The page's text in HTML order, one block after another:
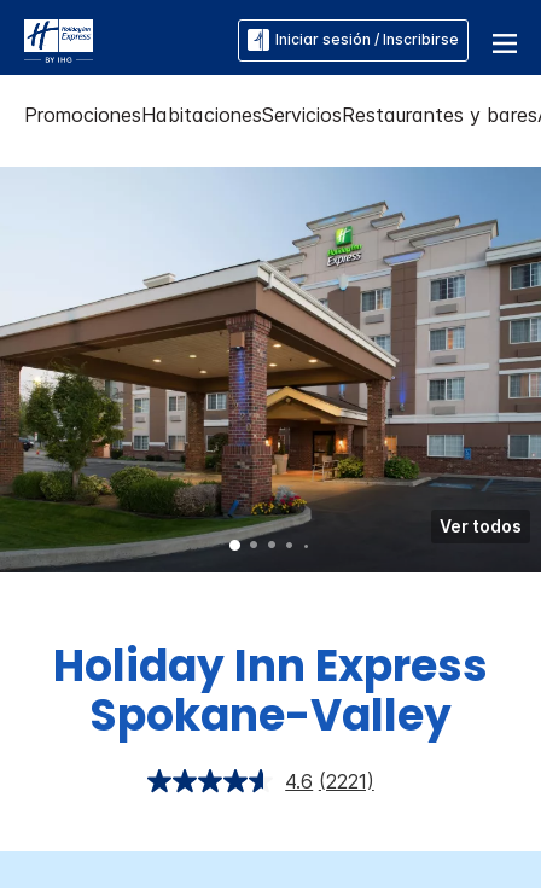
Iniciar sesión / Inscribirse
PromocionesHabitacionesServiciosRestaurantes y bares
Ver todos
Holiday Inn Express
Spokane-Valley
4.6 (2221)